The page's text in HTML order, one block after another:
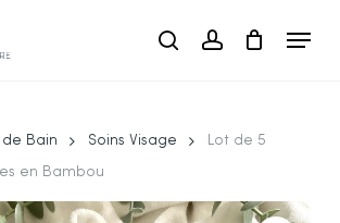
searchaccount
Menu
de Bain Soins Visage
Lot de 5
en Bambou